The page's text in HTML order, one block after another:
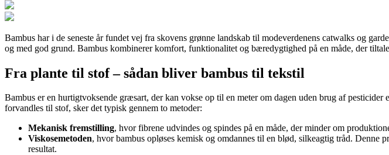
Bambus har i de seneste år fundet vej fra skovens grønne landskab til modeverdenens catwalks og
og med god grund. Bambus kombinerer komfort, funktionalitet og bæredygtighed på en måde, der
Fra plante til stof – sådan bliver bambus til tekstil
Bambus er en hurtigtvoksende græsart, der kan vokse op til en meter om dagen uden brug af
forvandles til stof, sker det typisk gennem to metoder:
Mekanisk fremstilling, hvor fibrene udvindes og spindes på en måde, der minder om
Viskosemetoden, hvor bambus opløses kemisk og omdannes til en blød, silkeagtig tråd.
resultat.